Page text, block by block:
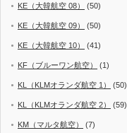
KE（大韓航空 08） (50)
KE（大韓航空 09） (50)
KE（大韓航空 10） (41)
KF（ブルーワン航空） (1)
KL（KLMオランダ航空 1） (50)
KL（KLMオランダ航空 2） (59)
KM（マルタ航空） (7)